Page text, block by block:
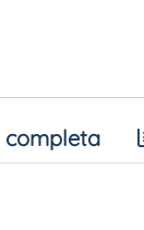
completa